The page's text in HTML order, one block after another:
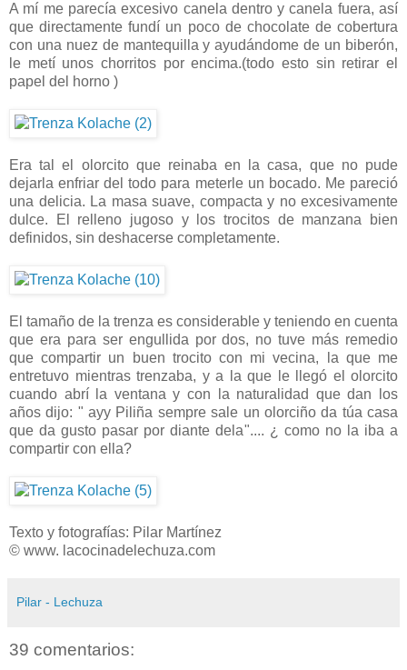
A mí me parecía excesivo canela dentro y canela fuera, así
que directamente fundí un poco de chocolate de cobertura
con una nuez de mantequilla y ayudándome de un biberón,
le metí unos chorritos por encima.(todo esto sin retirar el
papel del horno )
Era tal el olorcito que reinaba en la casa, que no pude
dejarla enfriar del todo para meterle un bocado. Me pareció
una delicia. La masa suave, compacta y no excesivamente
dulce. El relleno jugoso y los trocitos de manzana bien
definidos, sin deshacerse completamente.
El tamaño de la trenza es considerable y teniendo en cuenta
que era para ser engullida por dos, no tuve más remedio
que compartir un buen trocito con mi vecina, la que me
entretuvo mientras trenzaba, y a la que le llegó el olorcito
cuando abrí la ventana y con la naturalidad que dan los
años dijo: " ayy Piliña sempre sale un olorciño da túa casa
que da gusto pasar por diante dela".... ¿ como no la iba a
compartir con ella?
Texto y fotografías: Pilar Martínez
© www. lacocinadelechuza.com
Pilar - Lechuza
39 comentarios: